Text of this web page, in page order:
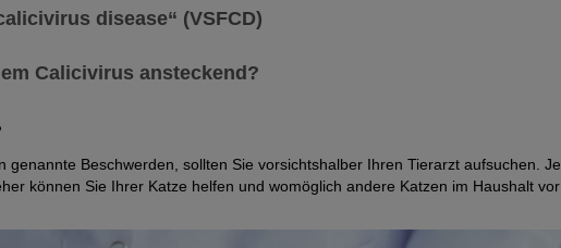
auftreten, zeigen andere Katzen mit dem Calicivirus starke
zählen:
im Maul, z. B. am Zungengrund
disease“ (VSFCD)
ist die sogenannte „virulent systemic feline calicivirus disease“. Sie geht
aus. Die Todesrate bei dieser Form liegt bei bis zu 80 Prozent. Selbst eine
Calicivirus ansteckend?
Träger“.
über Monate oder Jahre hinweg über verschiedene Sekrete, insbesondere
einigen Berichten ist sogar von einer lebenslangen Ausscheidung die Rede.
genannte Beschwerden, sollten Sie vorsichtshalber Ihren Tierarzt aufsuchen. Je
können Sie Ihrer Katze helfen und womöglich andere Katzen im Haushalt vor